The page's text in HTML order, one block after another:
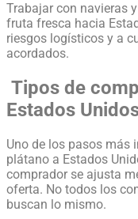
Trabajar con navieras
fruta fresca hacia
riesgos logísticos y a
acordados.
Tipos de
Estados
Uno de los pasos más
plátano a Estados
comprador se ajusta
oferta. No todos los
buscan lo mismo.